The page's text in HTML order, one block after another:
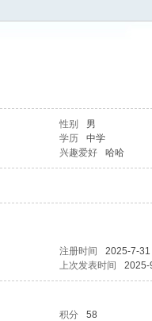
性别
男
学历
中学
兴趣爱好 哈哈
注册时间
2025-7-
上次发表时间 2025-
积分
58